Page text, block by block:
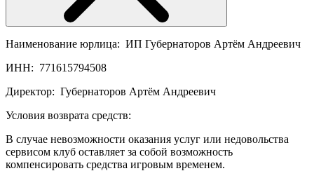
Наименование юрлица: ИП Губернаторов Артём Андреевич
ИНН: 771615794508
Директор: Губернаторов Артём Андреевич
Условия возврата средств:
В случае невозможности оказания услуг или недовольства
сервисом клуб оставляет за собой возможность
компенсировать средства игровым временем.